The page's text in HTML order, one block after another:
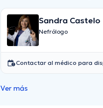
Sandra Castelo
Nefrólogo
Contactar al médico para
Ver más